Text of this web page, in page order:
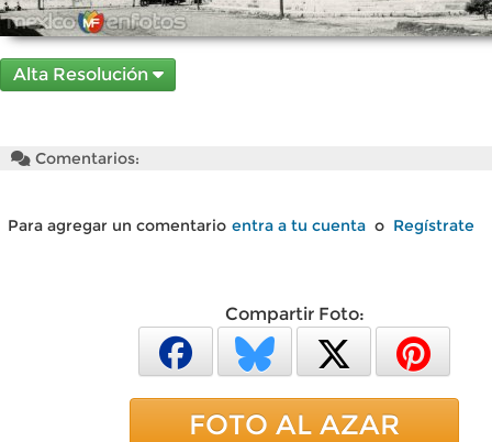
Alta Resolución
Comentarios:
Para agregar un comentario entra a tu cuenta o Regístrate
Compartir Foto:
FOTO AL AZAR